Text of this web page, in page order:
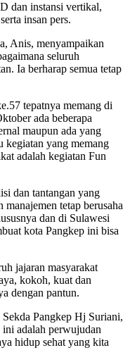
dan instansi vertikal,
insan pers.
Anis, menyampaikan
seluruh
Ia berharap semua tetap
tepatnya memang di
ada beberapa
maupun ada yang
kegiatan yang memang
adalah kegiatan Fun
dan tantangan yang
tetap berusaha
dan di Sulawesi
kota Pangkep ini bisa
jajaran masyarakat
kokoh, kuat dan
dengan pantun.
Pangkep Hj Suriani,
adalah perwujudan
hidup sehat yang kita